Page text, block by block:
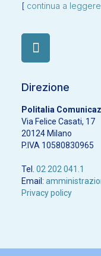
[ continua a leggere
Direzione
Politalia
Via Felice Casati, 17
20124 Milano
P.IVA 10580830965
Tel. 02 202 041.1
Email:
Privacy policy